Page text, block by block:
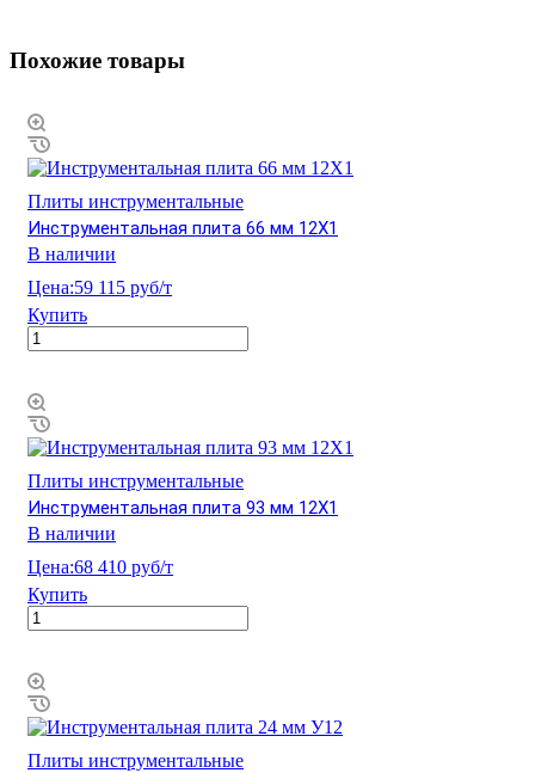
Похожие товары
Плиты инструментальные
Инструментальная плита 66 мм 12Х1
В наличии
Цена:59 115 руб/т
Купить
Плиты инструментальные
Инструментальная плита 93 мм 12Х1
В наличии
Цена:68 410 руб/т
Купить
Плиты инструментальные